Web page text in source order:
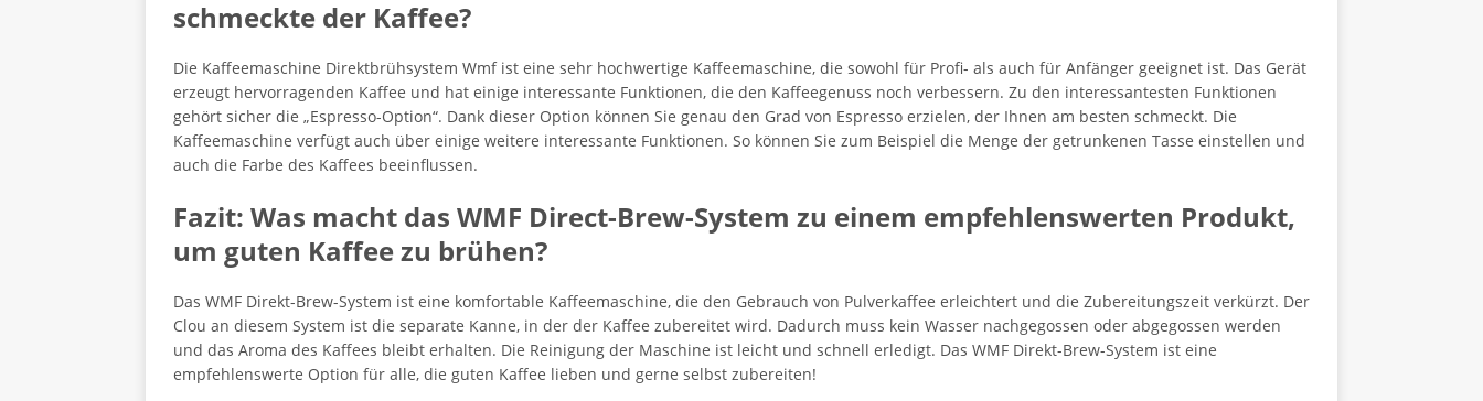
schmeckte der Kaffee?
Die Kaffeemaschine Direktbrühsystem Wmf ist eine sehr hochwertige Kaffeemaschine, die sowohl für Profi- als auch für Anfänger geeignet ist. Das Gerät
erzeugt hervorragenden Kaffee und hat einige interessante Funktionen, die den Kaffeegenuss noch verbessern. Zu den interessantesten Funktionen
gehört sicher die „Espresso-Option“. Dank dieser Option können Sie genau den Grad von Espresso erzielen, der Ihnen am besten schmeckt. Die
Kaffeemaschine verfügt auch über einige weitere interessante Funktionen. So können Sie zum Beispiel die Menge der getrunkenen Tasse einstellen und
auch die Farbe des Kaffees beeinflussen.
Fazit: Was macht das WMF Direct-Brew-System zu einem empfehlenswerten Produkt,
um guten Kaffee zu brühen?
Das WMF Direkt-Brew-System ist eine komfortable Kaffeemaschine, die den Gebrauch von Pulverkaffee erleichtert und die Zubereitungszeit verkürzt. Der
Clou an diesem System ist die separate Kanne, in der der Kaffee zubereitet wird. Dadurch muss kein Wasser nachgegossen oder abgegossen werden
und das Aroma des Kaffees bleibt erhalten. Die Reinigung der Maschine ist leicht und schnell erledigt. Das WMF Direkt-Brew-System ist eine
empfehlenswerte Option für alle, die guten Kaffee lieben und gerne selbst zubereiten!